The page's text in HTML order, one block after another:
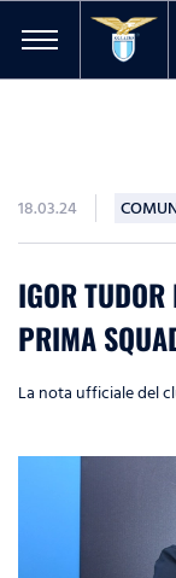
18.03.24
IGOR
PRIMA
La nota ufficiale del